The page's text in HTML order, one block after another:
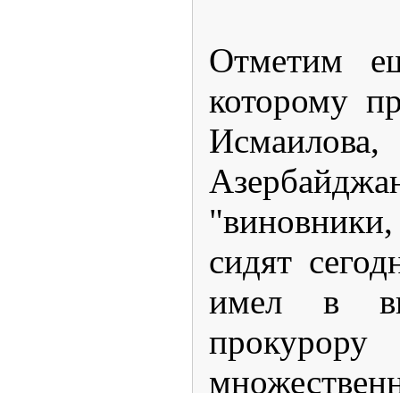
Отметим
которому
сидят
имел в